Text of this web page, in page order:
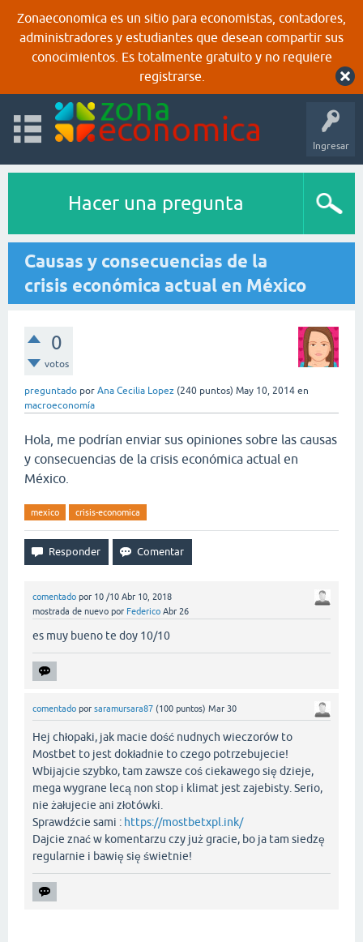
Zonaeconomica es un sitio para economistas, contadores,
administradores y estudiantes que desean compartir sus
conocimientos. Es totalmente gratuito y no requiere
registrarse.
Ingresar
Hacer una pregunta
Causas y consecuencias de la
crisis económica actual en México
0
votos
preguntado por Ana Cecilia Lopez (240 puntos) May 10, 2014 en
macroeconomía
Hola, me podrían enviar sus opiniones sobre las causas
y consecuencias de la crisis económica actual en
México.
mexico crisis-economica
comentado por 10 /10 Abr 10, 2018
mostrada de nuevo por Federico Abr 26
es muy bueno te doy 10/10
comentado por saramursara87 (100 puntos) Mar 30
Hej chłopaki, jak macie dość nudnych wieczorów to
Mostbet to jest dokładnie to czego potrzebujecie!
Wbijajcie szybko, tam zawsze coś ciekawego się dzieje,
mega wygrane lecą non stop i klimat jest zajebisty. Serio,
nie żałujecie ani złotówki.
Sprawdźcie sami : https://mostbetxpl.ink/
Dajcie znać w komentarzu czy już gracie, bo ja tam siedzę
regularnie i bawię się świetnie!